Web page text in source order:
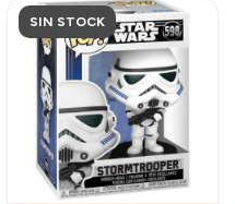
SIN STOCK